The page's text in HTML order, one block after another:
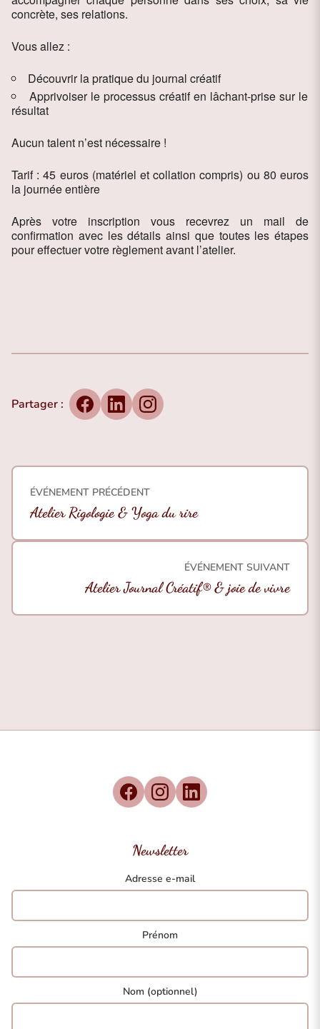
concrète, ses relations.
Vous allez :
Découvrir la pratique du journal créatif
Apprivoiser le processus créatif en lâchant-prise sur le
résultat
Aucun talent n’est nécessaire !
Tarif : 45 euros (matériel et collation compris) ou 80 euros
la journée entière
Après votre inscription vous recevrez un mail de
confirmation avec les détails ainsi que toutes les étapes
pour effectuer votre règlement avant l’atelier.
Partager :
FacebookLinkedInInstagram
ÉVÉNEMENT PRÉCÉDENT
Atelier Rigologie & Yoga du rire
ÉVÉNEMENT SUIVANT
Atelier Journal Créatif® & joie de vivre
Newsletter
Adresse e-mail
Prénom
Nom (optionnel)